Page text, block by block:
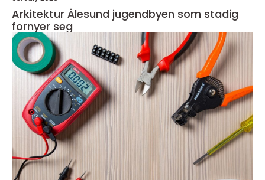
Arkitektur Ålesund jugendbyen som stadig
fornyer seg